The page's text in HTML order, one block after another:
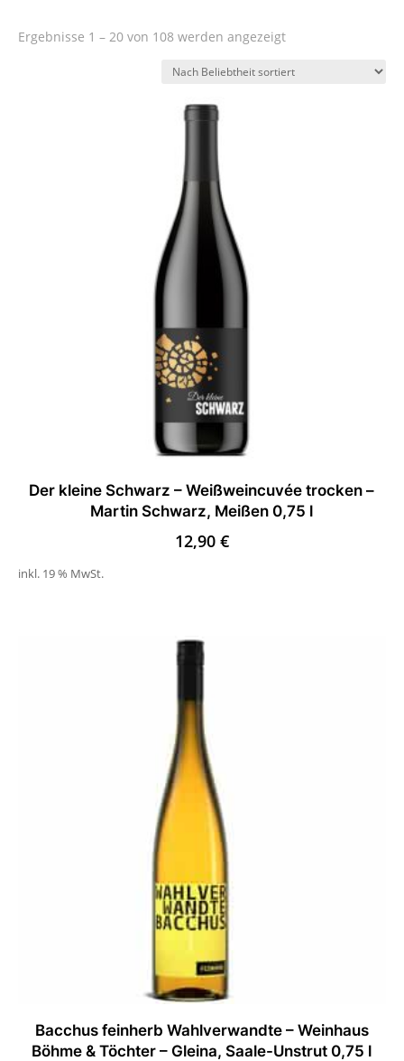
Ergebnisse 1 – 20 von 108 werden angezeigtNach
sortiert
Der kleine Schwarz – Weißweincuvée trocken –
Martin Schwarz, Meißen 0,75 l
12,90 €
inkl. 19 % MwSt.
Bacchus feinherb Wahlverwandte – Weinhaus
Böhme & Töchter – Gleina, Saale-Unstrut 0,75 l